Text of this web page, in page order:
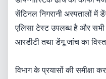
सेंटिनल निगरानी अस्पतालों में
एलिसा टेस्ट उपलब्ध है और
आरडीटी तथा डेंगू जांच का
विभाग के प्रयासों की समीक्षा